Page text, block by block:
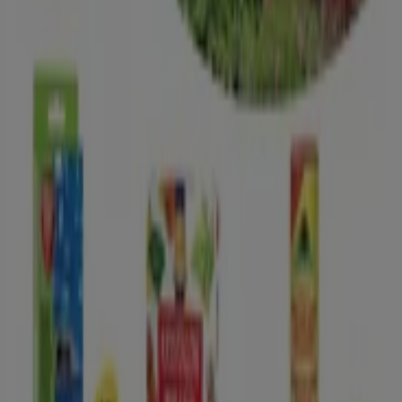
-2 dní
Ponuky pre lovcov výhodných ponúk
Platnosť končí 11. 8.
TETA Drogerie